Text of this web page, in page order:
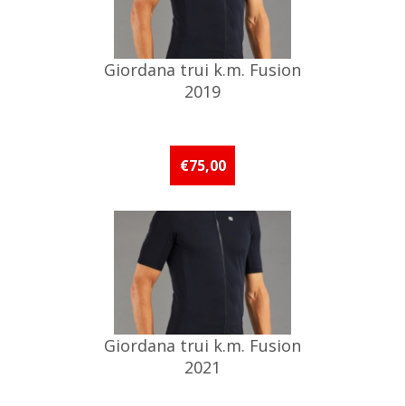
Giordana trui k.m. Fusion
2019
€75,00
Giordana trui k.m. Fusion
2021